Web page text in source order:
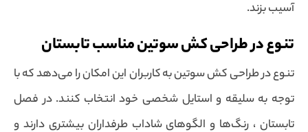
آسیب بزند.
تنوع در طراحی کش سوتین مناسب تابستان
تنوع در طراحی کش سوتین به کاربران این امکان را می‌دهد که با
توجه به سلیقه و استایل شخصی خود انتخاب کنند. در فصل
تابستان ، رنگ‌ها و الگوهای شاداب طرفداران بیشتری دارند و